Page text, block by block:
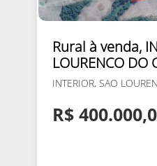
Rural à venda,
LOURENCO DO
INTERIOR, SAO
R$